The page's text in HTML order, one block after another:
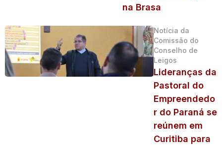
na Brasa
Notícia da
Comissão do
Conselho de
Leigos
Lideranças da
Pastoral do
Empreendedo
r do Paraná se
reúnem em
Curitiba para